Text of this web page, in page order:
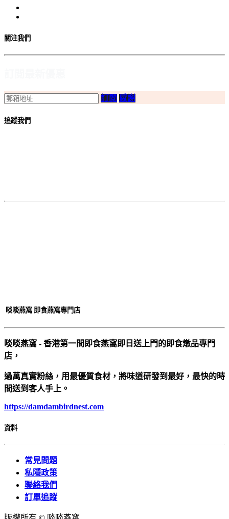
關注我們
訂閲 感謝
追蹤我們
啖啖燕窩 即食燕窩專門店
啖啖燕窩 - 香港第一間即食燕窩即日送上門的即食燉品專門
店，
過萬真實粉絲，用最優質食材，將味道研發到最好，最快的時
間送到客人手上。
https://damdambirdnest.com​
資料
常見問題
私隱政策
聯絡我們
訂單追蹤